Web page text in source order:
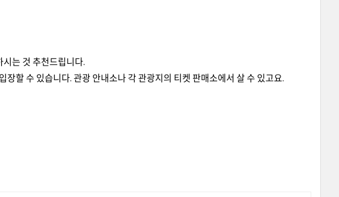
시는 것 추천드립니다.
할 수 있습니다. 관광 안내소나 각 관광지의 티켓 판매소에서 살 수 있고요.